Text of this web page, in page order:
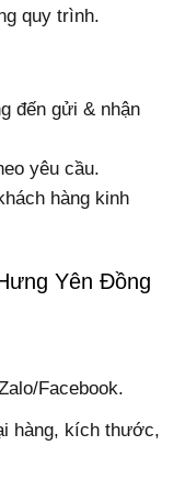
quy trình.
đến gửi & nhận
yêu cầu.
hàng kinh
Yên Đồng
Facebook.
hàng, kích thước,